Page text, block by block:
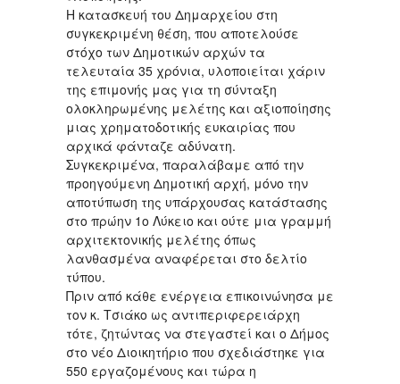
Η κατασκευή του Δημαρχείου στη
συγκεκριμένη θέση, που αποτελούσε
στόχο των Δημοτικών αρχών τα
τελευταία 35 χρόνια, υλοποιείται χάριν
της επιμονής μας για τη σύνταξη
ολοκληρωμένης μελέτης και αξιοποίησης
μιας χρηματοδοτικής ευκαιρίας που
αρχικά φάνταζε αδύνατη.
Συγκεκριμένα, παραλάβαμε από την
προηγούμενη Δημοτική αρχή, μόνο την
αποτύπωση της υπάρχουσας κατάστασης
στο πρώην 1ο Λύκειο και ούτε μια γραμμή
αρχιτεκτονικής μελέτης όπως
λανθασμένα αναφέρεται στο δελτίο
τύπου.
Πριν από κάθε ενέργεια επικοινώνησα με
τον κ. Τσιάκο ως αντιπεριφερειάρχη
τότε, ζητώντας να στεγαστεί και ο Δήμος
στο νέο Διοικητήριο που σχεδιάστηκε για
550 εργαζομένους και τώρα η